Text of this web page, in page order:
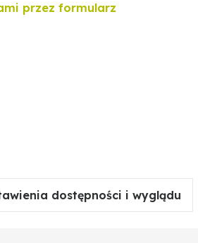
przez formularz
dostępności i wyglądu